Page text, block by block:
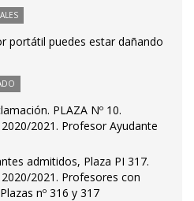
portátil puedes estar dañando
PLAZA Nº 10.
2021. Profesor Ayudante
admitidos, Plaza PI 317.
2021. Profesores con
nº 316 y 317